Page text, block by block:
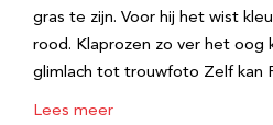
gras te zijn. Voor hij het wist
rood. Klaprozen zo ver het oog
glimlach tot trouwfoto Zelf kan
Lees meer